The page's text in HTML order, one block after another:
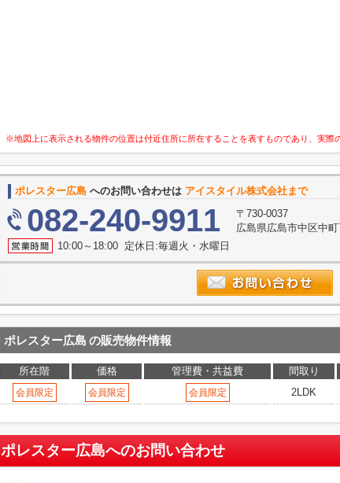
※地図上に表示される物件の位置は付近住所に所在することを表すものであり、実際
ポレスター広島 へのお問い合わせは アイスタイル株式会社まで
082-240-9911
〒730-0037
広島県広島市中区中
10:00～18:00 定休日:毎週火・水曜日
ポレスター広島 の販売物件情報
所在階 価格 管理費・共益費 間取り
会員限定 会員限定 会員限定 2LDK
ポレスター広島へのお問い合わせ